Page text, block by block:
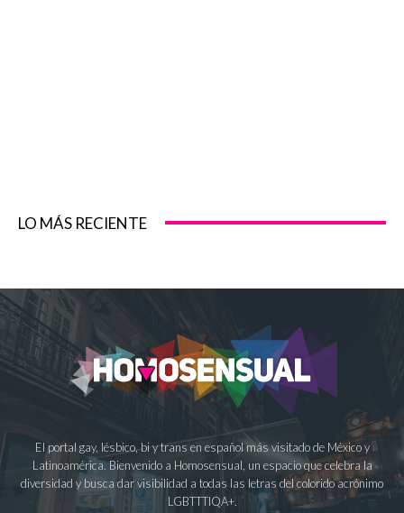
LO MÁS RECIENTE
El portal gay, lésbico, bi y trans en español más visitado de México y
Latinoamérica. Bienvenido a Homosensual, un espacio que celebra la
diversidad y busca dar visibilidad a todas las letras del colorido acrónimo
LGBTTTIQA+.